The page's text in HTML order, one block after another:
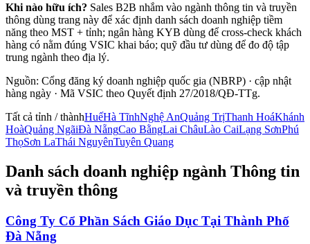
Khi nào hữu ích? Sales B2B nhắm vào ngành thông tin và truyền
thông dùng trang này để xác định danh sách doanh nghiệp tiềm
năng theo MST + tỉnh; ngân hàng KYB dùng để cross-check khách
hàng có nằm đúng VSIC khai báo; quỹ đầu tư dùng để đo độ tập
trung ngành theo địa lý.
Nguồn: Cổng đăng ký doanh nghiệp quốc gia (NBRP) · cập nhật
hàng ngày · Mã VSIC theo Quyết định 27/2018/QĐ-TTg.
Tất cả tỉnh / thànhHuếHà TĩnhNghệ AnQuảng TrịThanh HoáKhánh
HoàQuảng NgãiĐà NẵngCao BằngLai ChâuLào CaiLạng SơnPhú
ThọSơn LaThái NguyênTuyên Quang
Danh sách doanh nghiệp ngành Thông tin
và truyền thông
Công Ty Cổ Phần Sách Giáo Dục Tại Thành Phố
Đà Nẵng